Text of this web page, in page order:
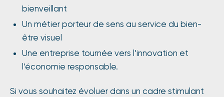
bienveillant
Un métier porteur de sens au service du bien-
être visuel
Une entreprise tournée vers l’innovation et
l’économie responsable.
Si vous souhaitez évoluer dans un cadre stimulant